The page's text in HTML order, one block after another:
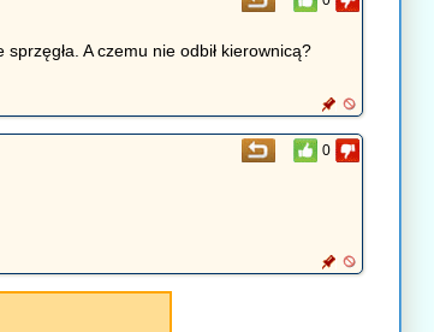
A czemu nie odbił kierownicą?
0